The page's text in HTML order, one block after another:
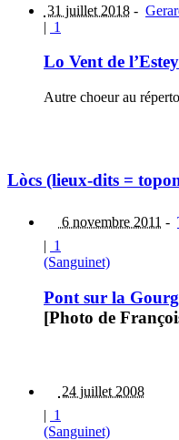
31 juillet 2018 -
| 1
Lo Vent de l’Estey
Autre choeur au
Lòcs (lieux-dits =
6 novembre 2011 -
| 1
(Sanguinet)
Pont sur la
[Photo de
24 juillet 2008
| 1
(Sanguinet)